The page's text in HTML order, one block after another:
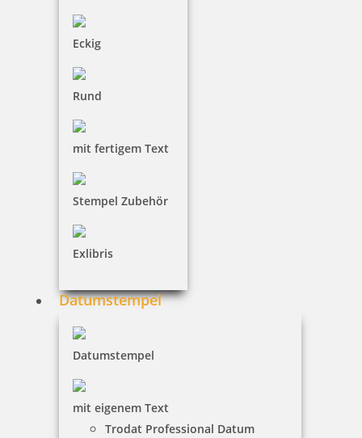
Eckig
Rund
mit fertigem Text
Stempel Zubehör
Exlibris
Datumstempel
Datumstempel
mit eigenem Text
Trodat Professional Datum
Colop WOODIES Stempelkissen Rottöne